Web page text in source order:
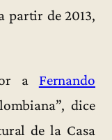
partir de 2013,
a Fernando
dice
de la Casa